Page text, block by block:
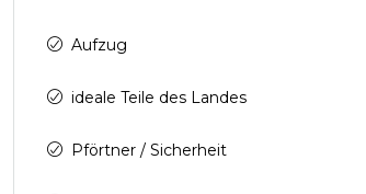
Aufzug
ideale Teile des Landes
Pförtner / Sicherheit